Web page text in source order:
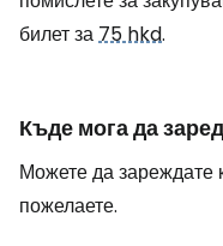
билет за 75 hkd.
Къде мога да
Можете да зареждате
пожелаете.